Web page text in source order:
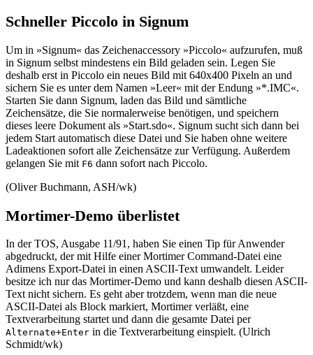
Schneller Piccolo in Signum
Um in »Signum« das Zeichenaccessory »Piccolo« aufzurufen, muß
in Signum selbst mindestens ein Bild geladen sein. Legen Sie
deshalb erst in Piccolo ein neues Bild mit 640x400 Pixeln an und
sichern Sie es unter dem Namen »Leer« mit der Endung »*.IMC«.
Starten Sie dann Signum, laden das Bild und sämtliche
Zeichensätze, die Sie normalerweise benötigen, und speichern
dieses leere Dokument als »Start.sdo«. Signum sucht sich dann bei
jedem Start automatisch diese Datei und Sie haben ohne weitere
Ladeaktionen sofort alle Zeichensätze zur Verfügung. Außerdem
gelangen Sie mit F6 dann sofort nach Piccolo.
(Oliver Buchmann, ASH/wk)
Mortimer-Demo überlistet
In der TOS, Ausgabe 11/91, haben Sie einen Tip für Anwender
abgedruckt, der mit Hilfe einer Mortimer Command-Datei eine
Adimens Export-Datei in einen ASCII-Text umwandelt. Leider
besitze ich nur das Mortimer-Demo und kann deshalb diesen ASCII-
Text nicht sichern. Es geht aber trotzdem, wenn man die neue
ASCII-Datei als Block markiert, Mortimer verläßt, eine
Textverarbeitung startet und dann die gesamte Datei per
Alternate+Enter in die Textverarbeitung einspielt. (Ulrich
Schmidt/wk)